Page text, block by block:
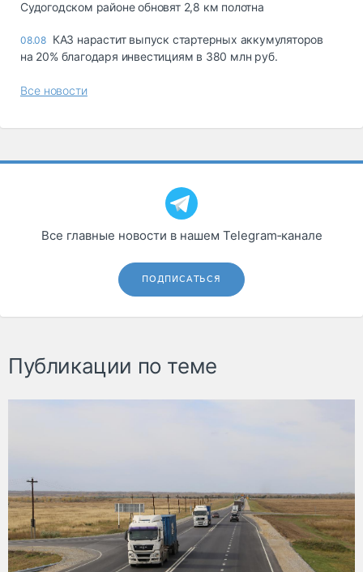
Судогодском районе обновят 2,8 км полотна
08.08 КАЗ нарастит выпуск стартерных аккумуляторов
на 20% благодаря инвестициям в 380 млн руб.
Все новости
Все главные новости в нашем Telegram‑канале
ПОДПИСАТЬСЯ
Публикации по теме